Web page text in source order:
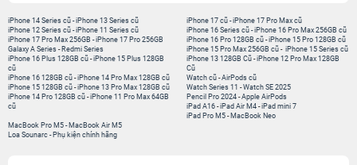
iPhone 14 Series cũ -iPhone 13 Series cũ
iPhone 12 Series cũ -iPhone 11 Series cũ
iPhone 17 Pro Max 256GB -iPhone 17 Pro 256GB
Galaxy A Series - Redmi Series
iPhone 17 cũ -iPhone 17 Pro Max cũ
iPhone 16 Series cũ - iPhone 16 Pro Max 256GB cũ
iPhone 16 Pro 128GB cũ -iPhone 15 Pro 128GB cũ
iPhone 15 Pro Max 256GB cũ - iPhone 15 Series cũ
iPhone 16 Plus 128GB cũ -iPhone 15 Plus 128GB
cũ
iPhone 16 128GB cũ -iPhone 14 Pro Max 128GB cũ
iPhone 15 128GB cũ -iPhone 13 Pro Max 128GB cũ
iPhone 14 Pro 128GB cũ -iPhone 11 Pro Max 64GB
cũ
iPhone 13 128GB Cũ -iPhone 12 Pro Max 128GB
Cũ
Watch cũ -AirPods cũ
Watch Series 11 -Watch SE 2025
Pencil Pro 2024 -Apple AirPods
iPad A16 -iPad Air M4 -iPad mini 7
iPad Pro M5 - MacBook Neo
MacBook Pro M5 - MacBook Air M5
Loa Sounarc - Phụ kiện chính hãng